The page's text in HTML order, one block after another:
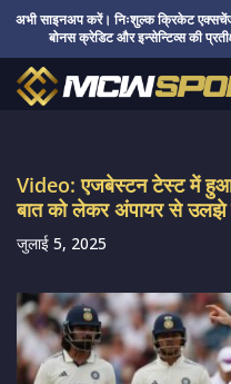
अभी साइनअप करें। निःशुल्क क्रिकेट
बोनस क्रेडिट और इन्सेन्टिव्स की
Video: एजबेस्टन टेस्ट में हुआ
बात को लेकर अंपायर से उलझे
जुलाई 5, 2025